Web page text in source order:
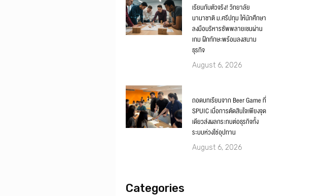
เรียนกับตัวจริง! วิทยาลัย
นานาชาติ ม.ศรีปทุม ให้นักศึกษา
ลงมือบริหารซัพพลายเชนผ่าน
เกม ฝึกทักษะพร้อมลงสนาม
ธุรกิจ
August 6, 2026
ถอดบทเรียนจาก Beer Game ที่
SPUIC เมื่อการตัดสินใจเพียงจุด
เดียวส่งผลกระทบต่อธุรกิจทั้ง
ระบบห่วงโซ่อุปทาน
August 6, 2026
Categories